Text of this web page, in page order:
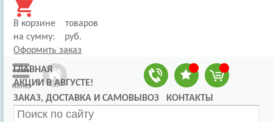
В корзине
товаров
на сумму:
руб.
Оформить заказ
ГЛАВНАЯ
АКЦИИ В АВГУСТЕ!
ЗАКАЗ, ДОСТАВКА И САМОВЫВОЗ
КОНТАКТЫ